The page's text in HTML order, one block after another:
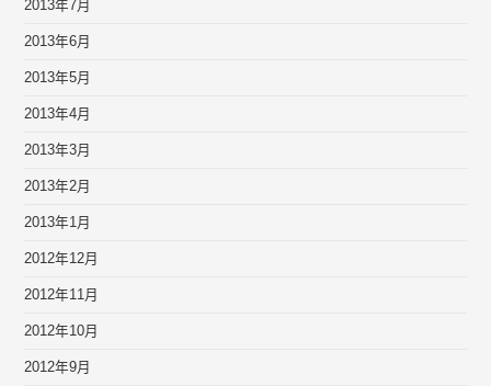
2013年7月
2013年6月
2013年5月
2013年4月
2013年3月
2013年2月
2013年1月
2012年12月
2012年11月
2012年10月
2012年9月